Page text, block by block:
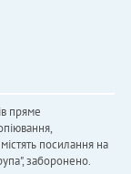
пряме
посилання на
заборонено.